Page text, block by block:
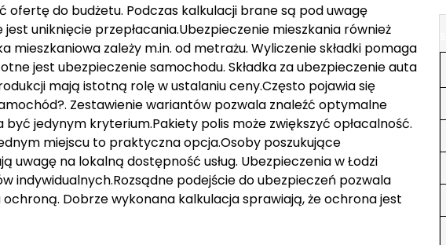
ofertę do budżetu. Podczas kalkulacji brane są pod uwagę
uniknięcie przepłacania.Ubezpieczenie mieszkania również
mieszkaniowa zależy m.in. od metrażu. Wyliczenie składki pomaga
jest ubezpieczenie samochodu. Składka za ubezpieczenie auta
mają istotną rolę w ustalaniu ceny.Często pojawia się
Zestawienie wariantów pozwala znaleźć optymalne
być jedynym kryterium.Pakiety polis może zwiększyć opłacalność.
miejscu to praktyczna opcja.Osoby poszukujące
uwagę na lokalną dostępność usług. Ubezpieczenia w Łodzi
indywidualnych.Rozsądne podejście do ubezpieczeń pozwala
Dobrze wykonana kalkulacja sprawiają, że ochrona jest